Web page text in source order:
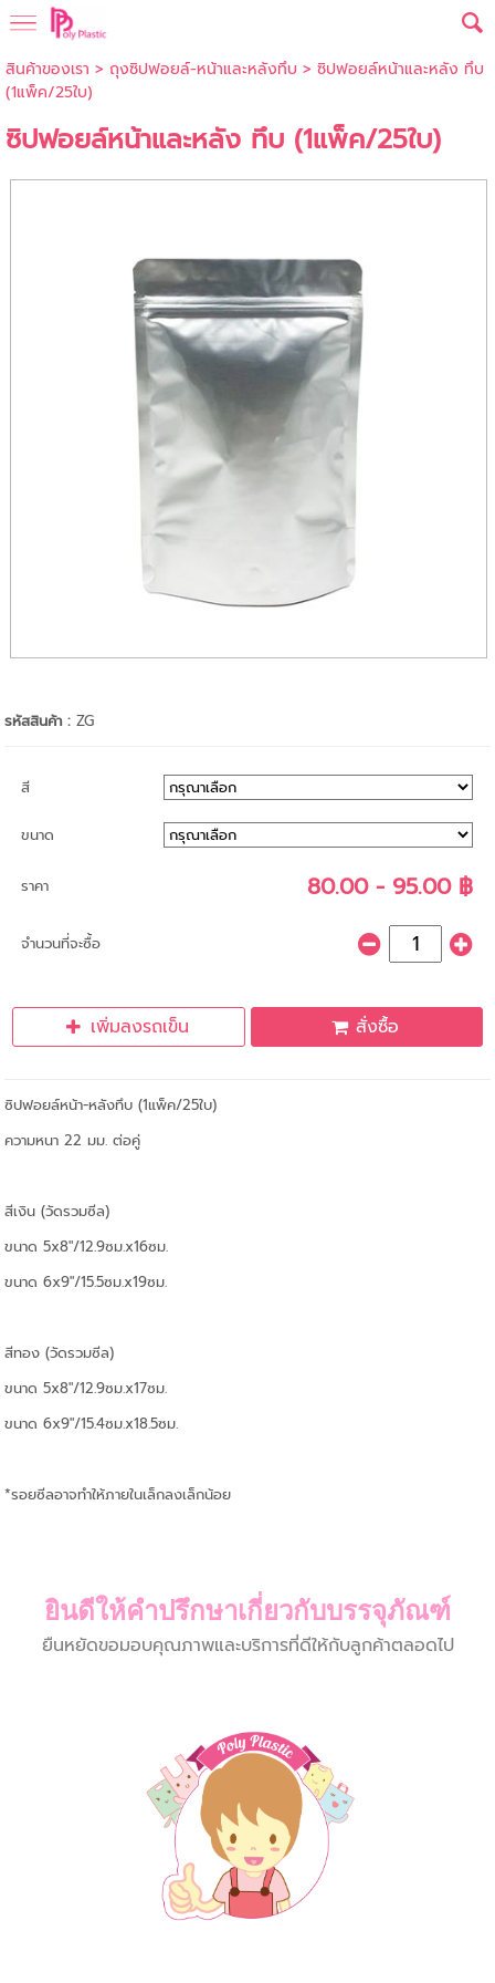
สินค้าของเรา > ถุงซิปฟอยล์-หน้าและหลังทึบ > ซิปฟอยล์หน้าและหลัง ทึบ
(1แพ็ค/25ใบ)
ซิปฟอยล์หน้าและหลัง ทึบ (1แพ็ค/25ใบ)
รหัสสินค้า :ZG
สี
ขนาด
ราคา 80.00 - 95.00 ฿
จำนวนที่จะซื้อ
เพิ่มลงรถเข็น สั่งซื้อ
ซิปฟอยล์หน้า-หลังทึบ (1แพ็ค/25ใบ)
ความหนา 22 มม. ต่อคู่
สีเงิน (วัดรวมซีล)
ขนาด 5x8"/12.9ซม.x16ซม.
ขนาด 6x9"/15.5ซม.x19ซม.
สีทอง (วัดรวมซีล)
ขนาด 5x8"/12.9ซม.x17ซม.
ขนาด 6x9"/15.4ซม.x18.5ซม.
*รอยซีลอาจทำให้ภายในเล็กลงเล็กน้อย
ยินดีให้คำปรึกษาเกี่ยวกับบรรจุภัณฑ์
ยืนหยัดขอมอบคุณภาพและบริการที่ดีให้กับลูกค้าตลอดไป